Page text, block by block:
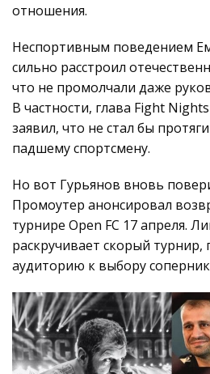
отношения.
Неспортивным поведением
сильно расстроил
что не промолчали даже
В частности, глава Fight
заявил, что не стал бы
падшему спортсмену.
Но вот Гурьянов вновь
Промоутер анонсировал
турнире Open FC 17 апреля.
раскручивает скорый турнир,
аудиторию к выбору